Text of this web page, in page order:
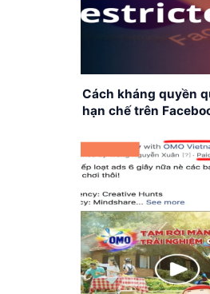
Cách kháng quyền
hạn chế trên